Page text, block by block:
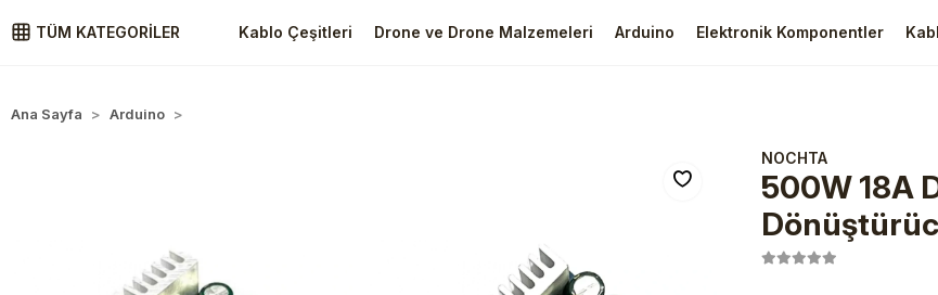
TÜM KATEGORİLER Kablo Çeşitleri Drone ve Drone Malzemeleri Arduino Elektronik Komponentler
Ana Sayfa Arduino
NOCHTA
500W 18A